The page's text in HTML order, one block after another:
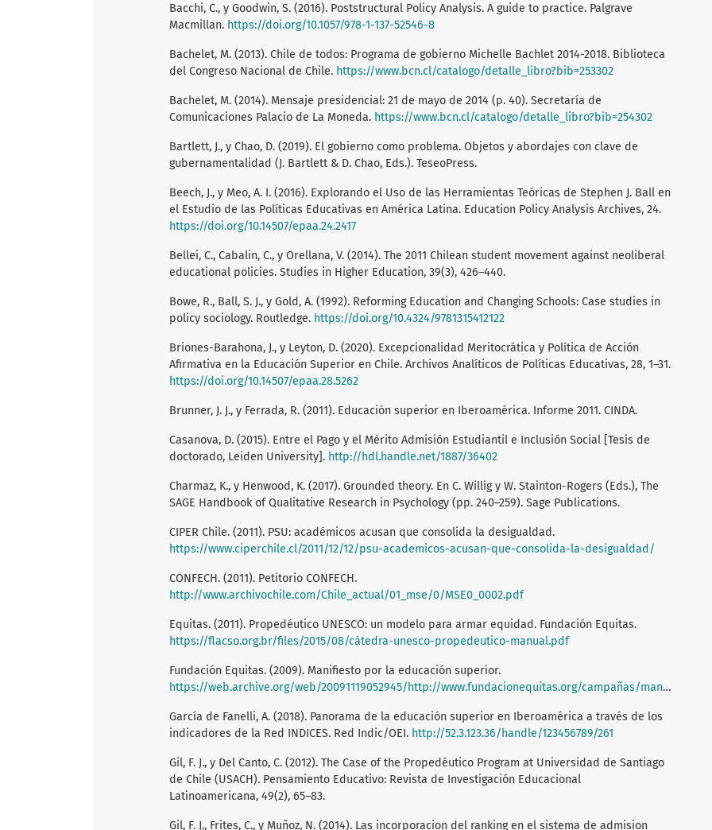
Bacchi, C., y Goodwin, S. (2016). Poststructural Policy Analysis. A guide to practice. Palgrave
Macmillan. https://doi.org/10.1057/978-1-137-52546-8
Bachelet, M. (2013). Chile de todos: Programa de gobierno Michelle Bachlet 2014-2018. Biblioteca
del Congreso Nacional de Chile. https://www.bcn.cl/catalogo/detalle_libro?bib=253302
Bachelet, M. (2014). Mensaje presidencial: 21 de mayo de 2014 (p. 40). Secretaría de
Comunicaciones Palacio de La Moneda. https://www.bcn.cl/catalogo/detalle_libro?bib=254302
Bartlett, J., y Chao, D. (2019). El gobierno como problema. Objetos y abordajes con clave de
gubernamentalidad (J. Bartlett & D. Chao, Eds.). TeseoPress.
Beech, J., y Meo, A. I. (2016). Explorando el Uso de las Herramientas Teóricas de Stephen J. Ball en
el Estudio de las Políticas Educativas en América Latina. Education Policy Analysis Archives, 24.
https://doi.org/10.14507/epaa.24.2417
Bellei, C., Cabalin, C., y Orellana, V. (2014). The 2011 Chilean student movement against neoliberal
educational policies. Studies in Higher Education, 39(3), 426–440.
Bowe, R., Ball, S. J., y Gold, A. (1992). Reforming Education and Changing Schools: Case studies in
policy sociology. Routledge. https://doi.org/10.4324/9781315412122
Briones-Barahona, J., y Leyton, D. (2020). Excepcionalidad Meritocrática y Política de Acción
Afirmativa en la Educación Superior en Chile. Archivos Analíticos de Políticas Educativas, 28, 1–31.
https://doi.org/10.14507/epaa.28.5262
Brunner, J. J., y Ferrada, R. (2011). Educación superior en Iberoamérica. Informe 2011. CINDA.
Casanova, D. (2015). Entre el Pago y el Mérito Admisión Estudiantil e Inclusión Social [Tesis de
doctorado, Leiden University]. http://hdl.handle.net/1887/36402
Charmaz, K., y Henwood, K. (2017). Grounded theory. En C. Willig y W. Stainton-Rogers (Eds.), The
SAGE Handbook of Qualitative Research in Psychology (pp. 240–259). Sage Publications.
CIPER Chile. (2011). PSU: académicos acusan que consolida la desigualdad.
https://www.ciperchile.cl/2011/12/12/psu-academicos-acusan-que-consolida-la-desigualdad/
CONFECH. (2011). Petitorio CONFECH.
http://www.archivochile.com/Chile_actual/01_mse/0/MSE0_0002.pdf
Equitas. (2011). Propedéutico UNESCO: un modelo para armar equidad. Fundación Equitas.
https://flacso.org.br/files/2015/08/cátedra-unesco-propedeutico-manual.pdf
Fundación Equitas. (2009). Manifiesto por la educación superior.
https://web.archive.org/web/20091119052945/http://www.fundacionequitas.org/campañas/manifiesto
García de Fanelli, A. (2018). Panorama de la educación superior en Iberoamérica a través de los
indicadores de la Red INDICES. Red Indic/OEI. http://52.3.123.36/handle/123456789/261
Gil, F. J., y Del Canto, C. (2012). The Case of the Propedéutico Program at Universidad de Santiago
de Chile (USACH). Pensamiento Educativo: Revista de Investigación Educacional
Latinoamericana, 49(2), 65–83.
Gil, F. J., Frites, C., y Muñoz, N. (2014). Las incorporacion del ranking en el sistema de admision